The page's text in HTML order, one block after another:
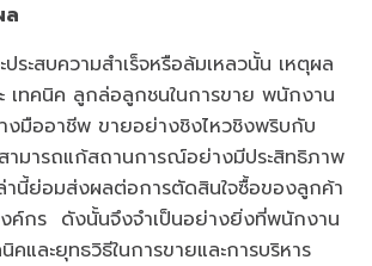
ล
บความสำเร็จหรือล้มเหลวนั้น เหตุผล
เทคนิค ลูกล่อลูกชนในการขาย พนักงาน
งมืออาชีพ ขายอย่างชิงไหวชิงพริบกับ
มารถแก้สถานการณ์อย่างมีประสิทธิภาพ
านี้ย่อมส่งผลต่อการตัดสินใจซื้อของลูกค้า
ค์กร ดังนั้นจึงจำเป็นอย่างยิ่งที่พนักงาน
คและยุทธวิธีในการขายและการบริหาร